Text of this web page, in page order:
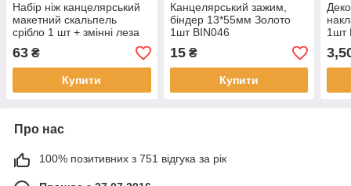
Набір ніж канцелярський
макетний скальпель
срібло 1 шт + змінні леза
10 шт INR026
63 ₴
Купити
Канцелярський зажим,
біндер 13*55мм Золото
1шт BIN046
15₴
Купити
1шт
Про нас
100% позитивних з 751 відгука за рік